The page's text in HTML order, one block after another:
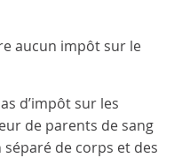
aucun impôt sur le
d’impôt sur les
de parents de sang
de corps et des